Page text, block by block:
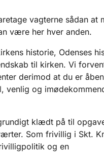
vagterne sådan at
være her hver anden.
historie, Odenses
til kirken. Vi
derimod at du er
venlig og
klædt på til
Som frivillig i Skt.
og en